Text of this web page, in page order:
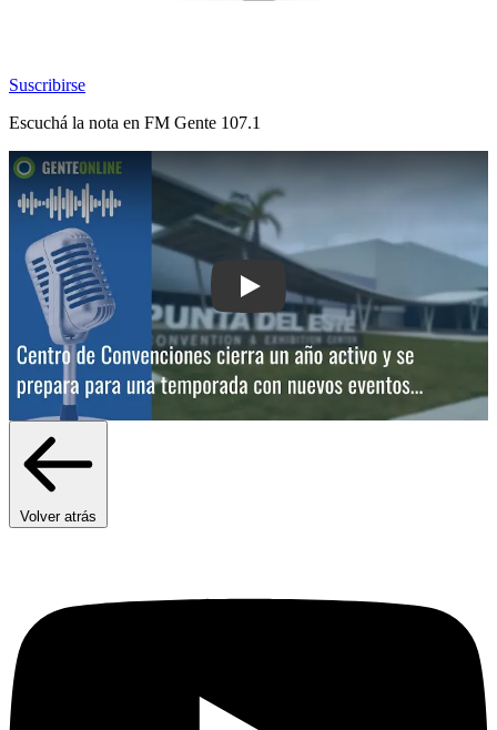
Suscribirse
Escuchá la nota en FM Gente 107.1
Play: Centro de Convenciones cierra
Volver atrás